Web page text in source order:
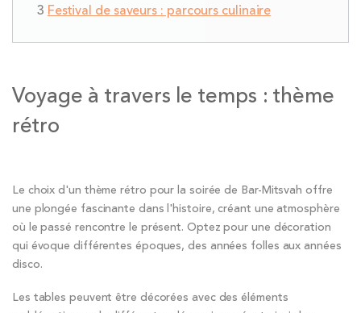
Festival de saveurs : parcours culinaire
Voyage à travers le temps : thème
rétro
Le choix d'un thème rétro pour la soirée de Bar-Mitsvah offre
une plongée fascinante dans l'histoire, créant une atmosphère
où le passé rencontre le présent. Optez pour une décoration
qui évoque différentes époques, des années folles aux années
disco.
Les tables peuvent être décorées avec des éléments